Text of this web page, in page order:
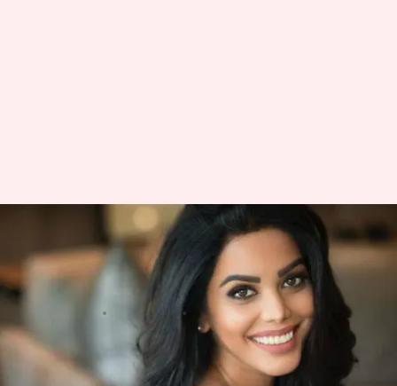
पूर्व मिस वर्ल्ड इंडिया और अभिनेत्री
नताशा सूरी हुई कोरोना वायरस
संक्रमित
Aug 10, 2020 12:14 pm
क्या है खबर?